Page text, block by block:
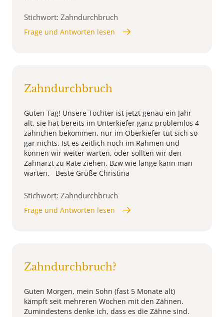
Stichwort: Zahndurchbruch
Frage und Antworten lesen
Zahndurchbruch
Guten Tag! Unsere Tochter ist jetzt genau ein Jahr
alt, sie hat bereits im Unterkiefer ganz problemlos 4
zähnchen bekommen, nur im Oberkiefer tut sich so
gar nichts. Ist es zeitlich noch im Rahmen und
können wir weiter warten, oder sollten wir den
Zahnarzt zu Rate ziehen. Bzw wie lange kann man
warten. Beste Grüße Christina
Stichwort: Zahndurchbruch
Frage und Antworten lesen
Zahndurchbruch?
Guten Morgen, mein Sohn (fast 5 Monate alt)
kämpft seit mehreren Wochen mit den Zähnen.
Zumindestens denke ich, dass es die Zähne sind.